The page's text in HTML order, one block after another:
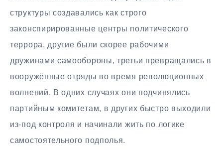
структуры создавались как строго
законспирированные центры политического
террора, другие были скорее рабочими
дружинами самообороны, третьи превращались в
вооружённые отряды во время революционных
волнений. В одних случаях они подчинялись
партийным комитетам, в других быстро выходили
из-под контроля и начинали жить по логике
самостоятельного подполья.